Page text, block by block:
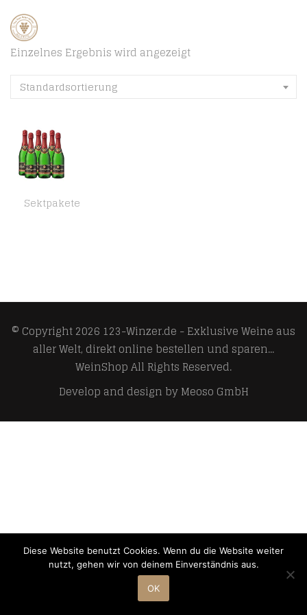
Einzelnes Ergebnis wird angezeigt
Standardsortierung
Sektpakete
© Copyright 2026 123-Winzer.de - Exklusive Weine aus
aller Welt, direkt online bestellen und sparen...
WeinShopAll Rights Reserved.
Develop and design byMeoso GmbH
Diese Website benutzt Cookies. Wenn du die Website weiter
nutzt, gehen wir von deinem Einverständnis aus.
OK